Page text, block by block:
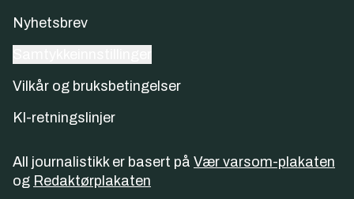
Nyhetsbrev
Vilkår og bruksbetingelser
KI-retningslinjer
All journalistikk er basert på Vær varsom-plakaten
og Redaktørplakaten